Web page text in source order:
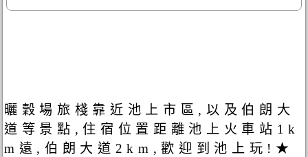
曬穀場旅棧靠近池上市區,以及伯朗大
道等景點,住宿位置距離池上火車站1k
m遠,伯朗大道2km,歡迎到池上玩!★